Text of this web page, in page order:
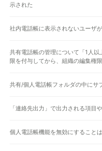
示された
社内電話帳に表示されないユーザ
共有電話帳の管理について「1人
限を付与してから、組織の編集権
共有/個人電話帳フォルダの中にサ
「連絡先出力」で出力される項目
個人電話帳機能を無効にすること